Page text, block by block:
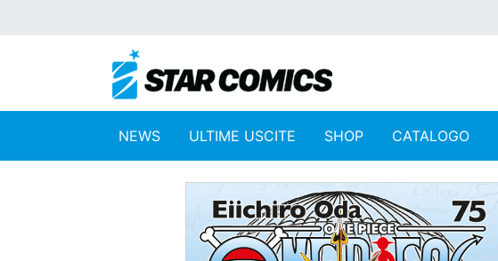
NEWS ULTIME USCITE SHOP CATALOGO